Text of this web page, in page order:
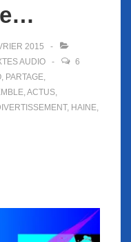
2015
AUDIO
6
, PARTAGE,
,ACTUS,
, HAINE,